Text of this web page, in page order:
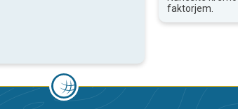
faktorjem.